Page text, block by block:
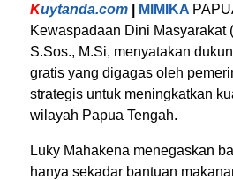
Kuytanda.com MIMIKA
Kewaspadaan Dini Masyarakat
S.Sos., M.Si, menyatakan
gratis yang digagas oleh
strategis untuk meningkatkan
wilayah Papua Tengah.
Luky Mahakena menegaskan
hanya sekadar bantuan